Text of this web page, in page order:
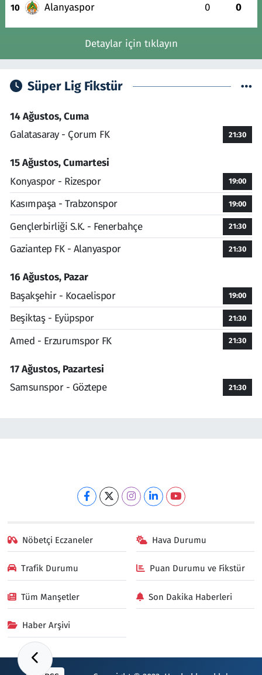
10 Alanyaspor 0 0
Detaylar için tıklayın
Süper Lig Fikstür
14 Ağustos, Cuma
Galatasaray - Çorum FK
21:30
15 Ağustos, Cumartesi
Konyaspor - Rizespor
19:00
Kasımpaşa - Trabzonspor 19:00
Gençlerbirliği S.K. - Fenerbahçe 21:30
Gaziantep FK - Alanyaspor 21:30
16 Ağustos, Pazar
Başakşehir - Kocaelispor
19:00
Beşiktaş - Eyüpspor 21:30
Amed - Erzurumspor FK 21:30
17 Ağustos, Pazartesi
Samsunspor - Göztepe
21:30
Nöbetçi Eczaneler Hava Durumu
Trafik Durumu Puan Durumu ve Fikstür
Tüm Manşetler Son Dakika Haberleri
Haber Arşivi